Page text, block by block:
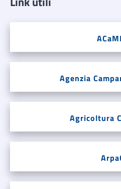
Agenzia
Agricoltura